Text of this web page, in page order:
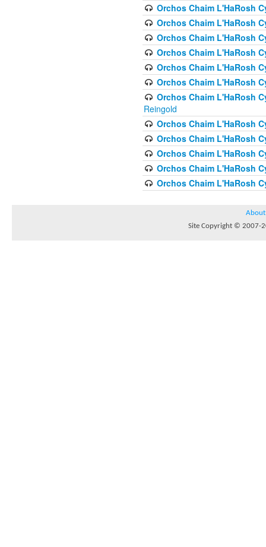
Orchos Chaim L'HaRosh
Orchos Chaim L'HaRosh
Orchos Chaim L'HaRosh
Orchos Chaim L'HaRosh
Orchos Chaim L'HaRosh
Orchos Chaim L'HaRosh
Orchos Chaim L'HaRosh
Reingold
Orchos Chaim L'HaRosh
Orchos Chaim L'HaRosh
Orchos Chaim L'HaRosh
Orchos Chaim L'HaRosh
Orchos Chaim L'HaRosh
About
Site Copyright © 2007-